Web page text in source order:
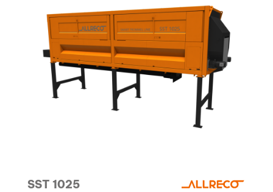
SST 1025